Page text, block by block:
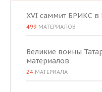
XVI саммит БРИКС в
499 МАТЕРИАЛОВ
Великие воины
материалов
24 МАТЕРИАЛА